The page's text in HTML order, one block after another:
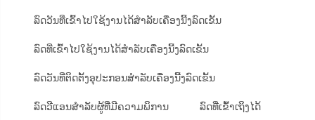
ລົດວັນທີ່ເຂົ້າໄປໃຊ້ງານໄດ້ສຳລັບເຄື່ອງນີ້ງລົດເຂັ້ນ
ລົດທີ່ເຂົ້າໄປໃຊ້ງານໄດ້ສຳລັບເຄື່ອງນີ້ງລົດເຂັ້ນ
ລົດວັນທີ່ຕິດຕັ້ງອຸປະກອນສຳລັບເຄື່ອງນີ້ງລົດເຂັ້ນ
ລົດວີແອນສຳລັບຜູ້ທີ່ມີຄວາມພິການ ລົດທີ່ເຂົ້າເຖິງໄດ້